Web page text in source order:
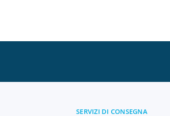
SERVIZI DI CONSEGNA